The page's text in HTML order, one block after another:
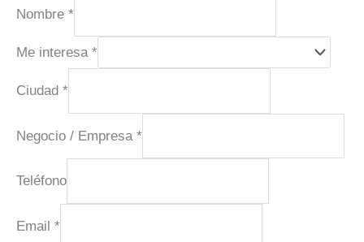
Nombre *
Me interesa *
Ciudad *
Negocio / Empresa *
Teléfono
Email *